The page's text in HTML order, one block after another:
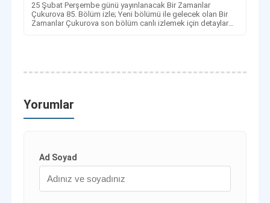
25 Şubat Perşembe günü yayınlanacak Bir Zamanlar
Çukurova 85. Bölüm izle; Yeni bölümü ile gelecek olan Bir
Zamanlar Çukurova son bölüm canlı izlemek için detaylar
Yorumlar
Ad Soyad